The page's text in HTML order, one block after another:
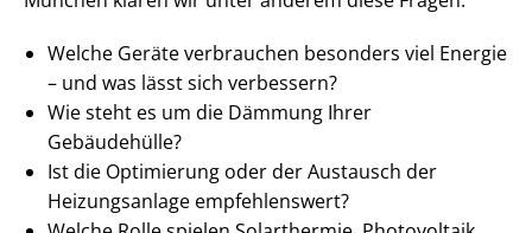
Welche Geräte verbrauchen besonders viel Energie
– und was lässt sich verbessern?
Wie steht es um die Dämmung Ihrer
Gebäudehülle?
Ist die Optimierung oder der Austausch der
Heizungsanlage empfehlenswert?